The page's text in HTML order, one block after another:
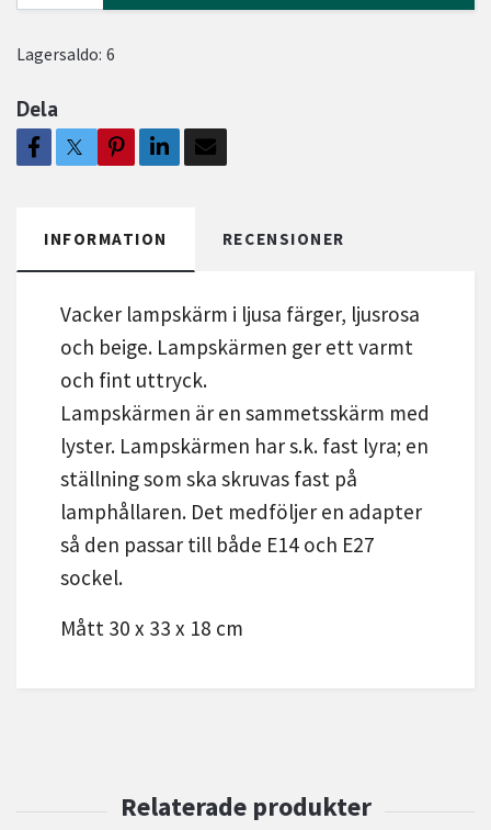
Lagersaldo: 6
Dela
INFORMATION RECENSIONER
Vacker lampskärm i ljusa färger, ljusrosa
och beige. Lampskärmen ger ett varmt
och fint uttryck.
Lampskärmen är en sammetsskärm med
lyster. Lampskärmen har s.k. fast lyra; en
ställning som ska skruvas fast på
lamphållaren. Det medföljer en adapter
så den passar till både E14 och E27
sockel.
Mått 30 x 33 x 18 cm